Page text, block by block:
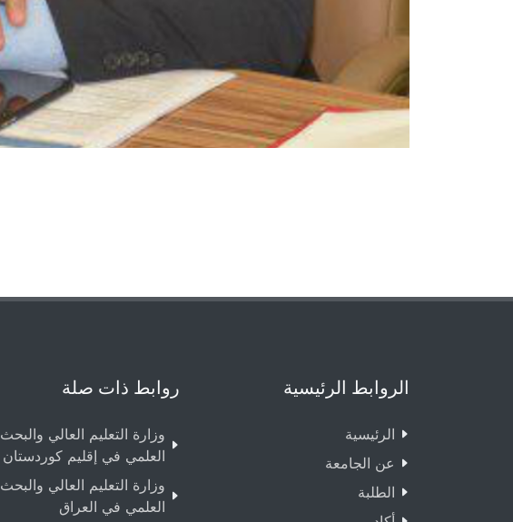
الروابط الرئيسية
الرئيسية
عن الجامعة
الطلبة
روابط ذات صلة
وزارة التعليم العالي والبحث
العلمي في إقليم كوردستان
وزارة التعليم العالي والبحث
العلمي في العراق